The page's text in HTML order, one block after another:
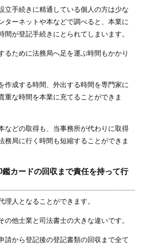
立手続きに精通している個人の方は少な
ターネットや本などで調べると、本業に
間が登記手続きにとられてしまいます。
るために法務局へ足を運ぶ時間もかかり
作成する時間、外出する時間を専門家に
重な時間を本業に充てることができま
などの取得も、当事務所が代わりに取得
務局に行く時間も短縮することができま
鑑カードの回収まで責任を持って行
理人となることができます。
の他士業と司法書士の大きな違いです。
請から登記後の登記書類の回収まで全て